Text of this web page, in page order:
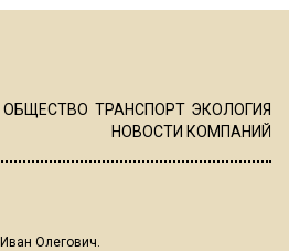
ОБЩЕСТВО ТРАНСПОРТ ЭКОЛОГИЯ
НОВОСТИ КОМПАНИЙ
Олегович.